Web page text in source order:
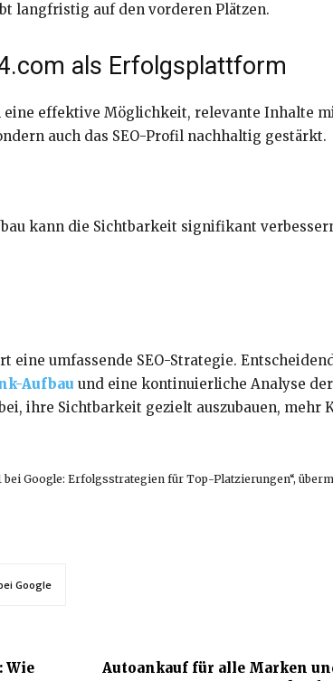
langfristig auf den vorderen Plätzen.
als Erfolgsplattform
eine effektive Möglichkeit, relevante Inhalte
auch das SEO-Profil nachhaltig gestärkt.
kann die Sichtbarkeit signifikant
eine umfassende SEO-Strategie.
Aufbau und eine kontinuierliche Analyse
ihre Sichtbarkeit gezielt auszubauen, mehr
Google: Erfolgsstrategien für Top-Platzierungen“,
Google
Wie
Autoankauf für alle Marken